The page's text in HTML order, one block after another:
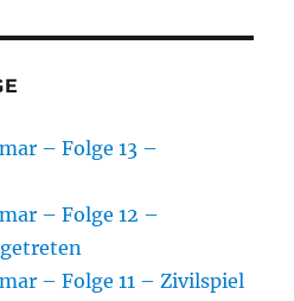
– Folge 13 –
– Folge 12 –
– Folge 11 – Zivilspiel